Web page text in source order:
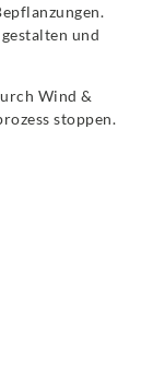
und
Wind &
stoppen.